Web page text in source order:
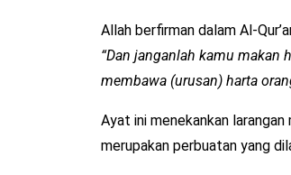
Allah berfirman dalam Al-
“Dan janganlah kamu makan
membawa (urusan) harta
Ayat ini menekankan
merupakan perbuatan yang